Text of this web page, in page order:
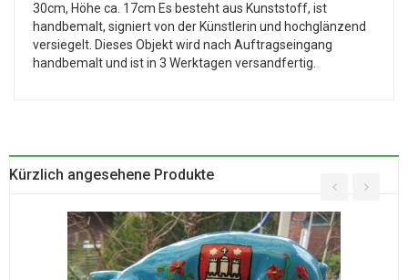
30cm, Höhe ca. 17cm Es besteht aus Kunststoff, ist
handbemalt, signiert von der Künstlerin und hochglänzend
versiegelt. Dieses Objekt wird nach Auftragseingang
handbemalt und ist in 3 Werktagen versandfertig.
Kürzlich angesehene Produkte